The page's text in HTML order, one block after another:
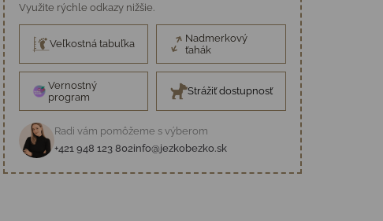
Využite rýchle odkazy nižšie.
Veľkostná tabuľka
Nadmerkový
ťahák
Vernostný
program
Strážiť dostupnosť
Radi vám pomôžeme s výberom
+421 948 123 802info@jezkobezko.sk